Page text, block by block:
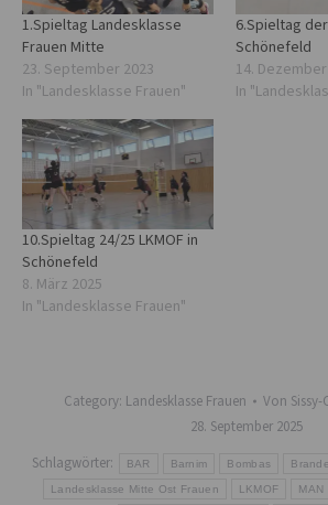
1.Spieltag Landesklasse
Frauen Mitte
23. September 2023
In "Landesklasse Frauen"
6.Spieltag der
Schönefeld
14.
In
10.Spieltag 24/25 LKMOF in
Schönefeld
8. März 2025
In "Landesklasse Frauen"
Category: Landesklasse Frauen Von
28. September 2025
Schlagwörter:
BAR Barnim Bombas
Landesklasse Mitte Ost Frauen LKMOF MAN